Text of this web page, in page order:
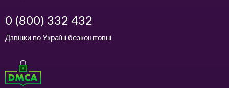
0 (800) 332 432
Дзвінки по Україні безкоштовні